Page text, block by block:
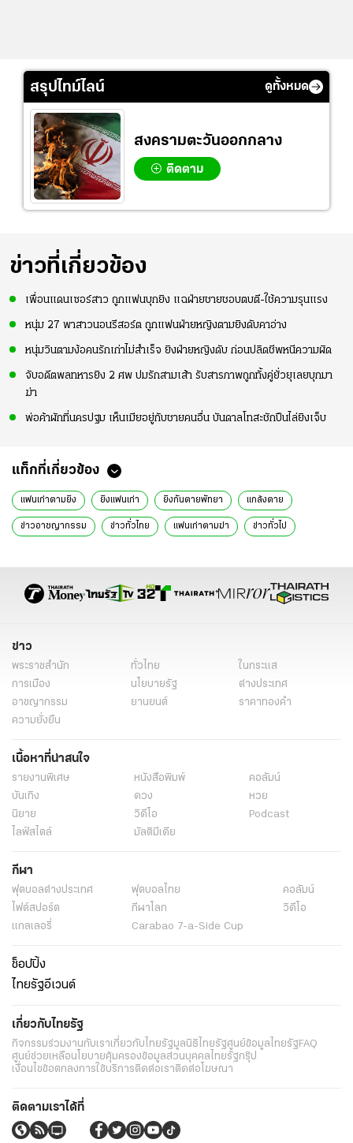
สรุปไทม์ไลน์ ดูทั้งหมด
สงครามตะวันออกกลาง
ติดตาม
ข่าวที่เกี่ยวข้อง
เพื่อนแดนเซอร์สาว ถูกแฟนบุกยิง แฉฝ่ายชายชอบตบตี-ใช้ความรุนแรง
หนุ่ม 27 พาสาวนอนรีสอร์ต ถูกแฟนฝ่ายหญิงตามยิงดับคาอ่าง
หนุ่มวินตามง้อคนรักเก่าไม่สำเร็จ ยิงฝ่ายหญิงดับ ก่อนปลิดชีพหนีความผิด
จับอดีตพลทหารยิง 2 ศพ ปมรักสามเส้า รับสารภาพถูกทั้งคู่ยั่วยุเลยบุกมา
ฆ่า
พ่อค้าผักที่นครปฐม เห็นเมียอยู่กับชายคนอื่น บันดาลโทสะชักปืนไล่ยิงเจ็บ
แท็กที่เกี่ยวข้อง
แฟนเก่าตามยิง ยิงแฟนเก่า ยิงกันตายพัทยา แกล้งตาย
ข่าวอาชญากรรม ข่าวทั่วไทย แฟนเก่าตามฆ่า ข่าวทั่วไป
ข่าว
พระราชสำนัก ทั่วไทย
ในกระแส
การเมือง
นโยบายรัฐ
ต่างประเทศ
อาชญากรรม
ยานยนต์
ราคาทองคำ
ความยั่งยืน
เนื้อหาที่น่าสนใจ
รายงานพิเศษ หนังสือพิมพ์
คอลัมน์
บันเทิง
ดวง
หวย
นิยาย
วิดีโอ
Podcast
ไลฟ์สไตล์
มัลติมีเดีย
กีฬา
ฟุตบอลต่่างประเทศ ฟุตบอลไทย
คอลัมน์
ไฟต์สปอร์ต
กีฬาโลก
วิดีโอ
แกลเลอรี่
Carabao 7-a-Side Cup
ช็อปปิ้ง
ไทยรัฐอีเวนต์
เกี่ยวกับไทยรัฐ
กิจกรรมร่วมงานกับเราเกี่ยวกับไทยรัฐมูลนิธิไทยรัฐศูนย์ข้อมูลไทยรัฐFAQ
ศูนย์ช่วยเหลือนโยบายคุ้มครองข้อมูลส่วนบุคคลไทยรัฐกรุ๊ป
เงื่อนไขข้อตกลงการใช้บริการติดต่อเราติดต่อโฆษณา
ติดตามเราได้ที่